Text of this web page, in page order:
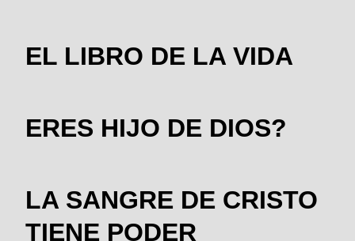
EL LIBRO DE LA VIDA
ERES HIJO DE DIOS?
LA SANGRE DE CRISTO
TIENE PODER